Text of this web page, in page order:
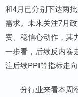
和4月已分别下达两
需求。未来关注7月
费、稳信心动作，其
一步看，后续反内卷
注后续PPI等指标走
分行业来看本周涨